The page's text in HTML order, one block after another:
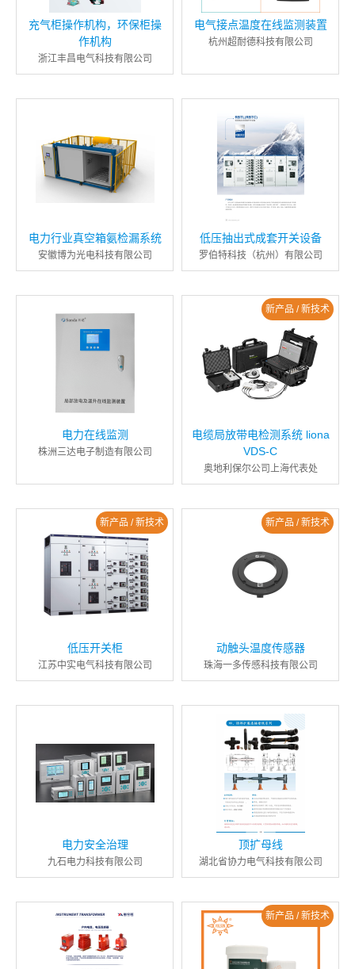
充气柜操作机构，环保柜操
作机构
浙江丰昌电气科技有限公司
电气接点温度在线监测装置
杭州超耐德科技有限公司
电力行业真空箱氨检漏系统
安徽博为光电科技有限公司
低压抽出式成套开关设备
罗伯特科技（杭州）有限公司
电力在线监测
株洲三达电子制造有限公司
新产品 / 新技术
电缆局放带电检测系统 liona
VDS-C
奥地利保尔公司上海代表处
新产品 / 新技术
低压开关柜
江苏中实电气科技有限公司
新产品 / 新技术
动触头温度传感器
珠海一多传感科技有限公司
电力安全治理
九石电力科技有限公司
顶扩母线
湖北省协力电气科技有限公司
新产品 / 新技术